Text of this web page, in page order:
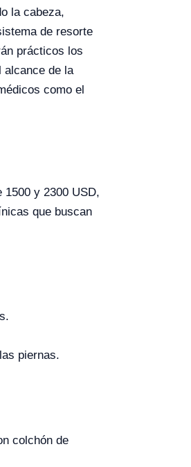
la cabeza,
de resorte
prácticos los
alcance de la
como el
y 2300 USD,
que buscan
piernas.
colchón de